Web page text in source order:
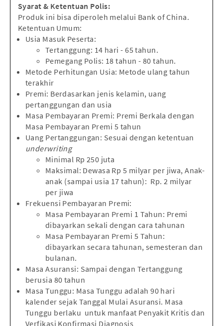
Syarat & Ketentuan Polis:
Produk ini bisa diperoleh melalui Bank of China.
Ketentuan Umum:
Usia Masuk Peserta:
Tertanggung: 14 hari - 65 tahun.
Pemegang Polis: 18 tahun - 80 tahun.
Metode Perhitungan Usia: Metode ulang tahun
terakhir
Premi: Berdasarkan jenis kelamin, uang
pertanggungan dan usia
Masa Pembayaran Premi: Premi Berkala dengan
Masa Pembayaran Premi 5 tahun
Uang Pertanggungan: Sesuai dengan ketentuan
underwriting
Minimal Rp 250 juta
Maksimal: Dewasa Rp 5 milyar per jiwa, Anak-
anak (sampai usia 17 tahun): Rp. 2 milyar
per jiwa
Frekuensi Pembayaran Premi:
Masa Pembayaran Premi 1 Tahun: Premi
dibayarkan sekali dengan cara tahunan
Masa Pembayaran Premi 5 Tahun:
dibayarkan secara tahunan, semesteran dan
bulanan.
Masa Asuransi: Sampai dengan Tertanggung
berusia 80 tahun
Masa Tunggu: Masa Tunggu adalah 90 hari
kalender sejak Tanggal Mulai Asuransi. Masa
Tunggu berlaku untuk manfaat Penyakit Kritis dan
Verfikasi Konfirmasi Diagnosis